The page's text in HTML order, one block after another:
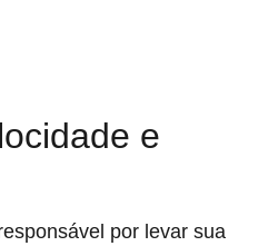
e
por levar sua